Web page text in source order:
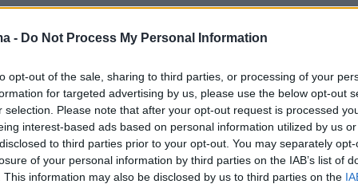
- Do Not Process My Personal Information
opt-out of the sale, sharing to third parties, or processing of your
for targeted advertising by us, please use the below opt-out
selection. Please note that after your opt-out request is processed
interest-based ads based on personal information utilized by us
to third parties prior to your opt-out. You may separately
of your personal information by third parties on the IAB’s list of
This information may also be disclosed by us to third parties on the
καιαφού με κάλεσαν ορισμένοι φίλοι
κι εγώ» συνέχισε ο κ. Ζιάγκος
ότι «ο ένας ο φίλος είναι από την Αγία
θέλησε να μπει στο κόμμα και να
Ο άλλος είναιο Θανάσης ο Αυγερινόςπου
τη Ρωσία. Ελληναράς, ελληνικής καταγωγής».